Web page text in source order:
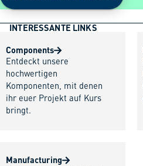
INTERESSANTE LINKS
Components
Entdeckt unsere
hochwertigen
Komponenten, mit denen
ihr euer Projekt auf Kurs
bringt.
Manufacturing